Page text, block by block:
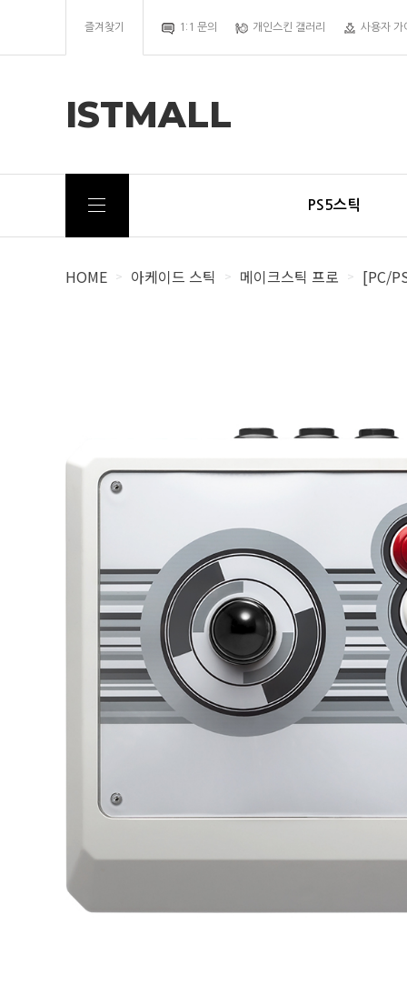
즐겨찾기 1:1 문의 개인스킨 갤러리 사용자 가
ISTMALL
PS5스틱
HOME > 아케이드 스틱 > 메이크스틱 프로 > [PC/